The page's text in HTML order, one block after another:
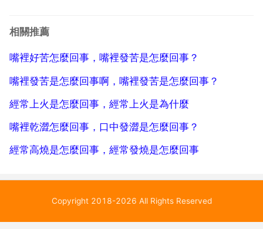
給他吃奶粉，吃點飯。如果是好了的話那就是證明奶粉
相關推薦
嘴裡好苦怎麼回事，嘴裡發苦是怎麼回事？
嘴裡發苦是怎麼回事啊，嘴裡發苦是怎麼回事？
經常上火是怎麼回事，經常上火是為什麼
嘴裡乾澀怎麼回事，口中發澀是怎麼回事？
經常高燒是怎麼回事，經常發燒是怎麼回事
Copyright 2018-2026 All Rights Reserved